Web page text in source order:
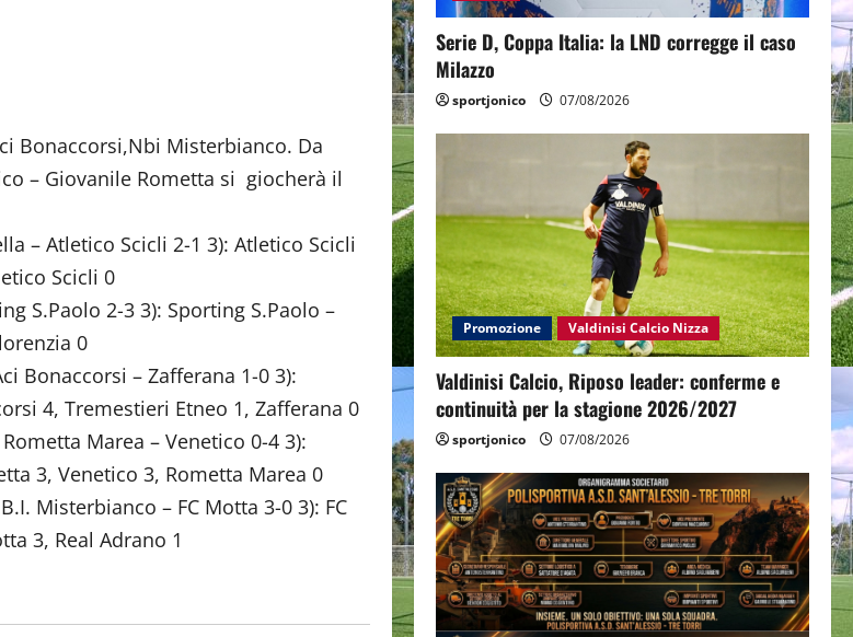
Bonaccorsi,Nbi Misterbianco. Da
– Giovanile Rometta si giocherà il
– Atletico Scicli 2-1 3): Atletico Scicli
Scicli 0
S.Paolo 2-3 3): Sporting S.Paolo –
0
Bonaccorsi – Zafferana 1-0 3):
4, Tremestieri Etneo 1, Zafferana 0
Marea – Venetico 0-4 3):
3, Venetico 3, Rometta Marea 0
Misterbianco – FC Motta 3-0 3): FC
3, Real Adrano 1
Serie D, Coppa Italia: la LND corregge il caso
Milazzo
sportjonico 07/08/2026
Promozione Valdinisi Calcio Nizza
Valdinisi Calcio, Riposo leader: conferme e
continuità per la stagione 2026/2027
sportjonico 07/08/2026